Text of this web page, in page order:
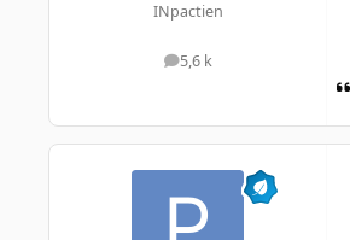
INpactien
5,6 k
messages